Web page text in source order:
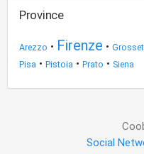
Province
Arezzo • Firenze •
Pisa • Pistoia • Prato • Siena
Social